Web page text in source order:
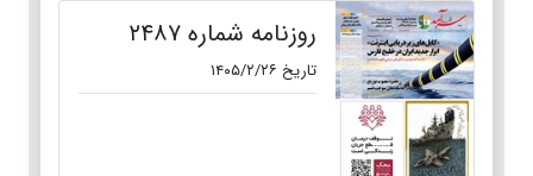
روزنامه شماره ۲۴۸۷
تاریخ ۱۴۰۵/۲/۲۶